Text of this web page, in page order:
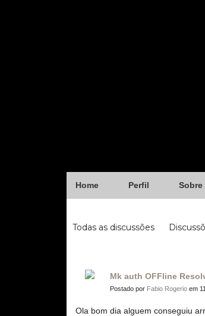
Home Perfil Sobre
Todas as discussões
Mk auth OFFline
Postado por Fabio Rogerio em
Ola bom dia alguem conseguiu